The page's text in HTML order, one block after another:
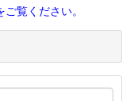
覧ください。